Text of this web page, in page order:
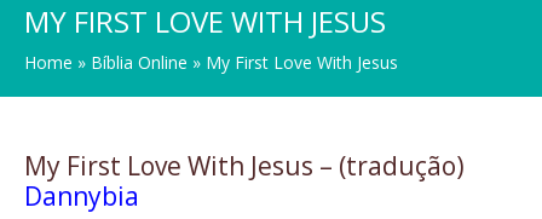
MY FIRST LOVE WITH JESUS
Home » Bíblia Online » My First Love With Jesus
My First Love With Jesus – (tradução)
Dannybia